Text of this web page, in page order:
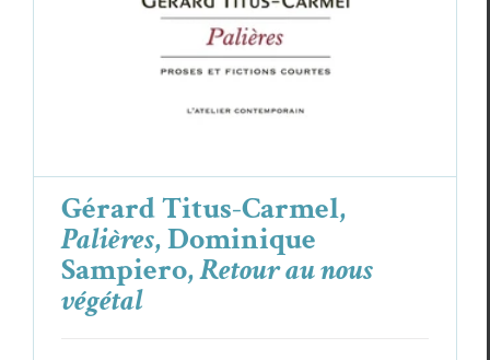
Gérard Titus-Carmel,
Palières, Dominique
Sampiero,Retour au nous
végétal